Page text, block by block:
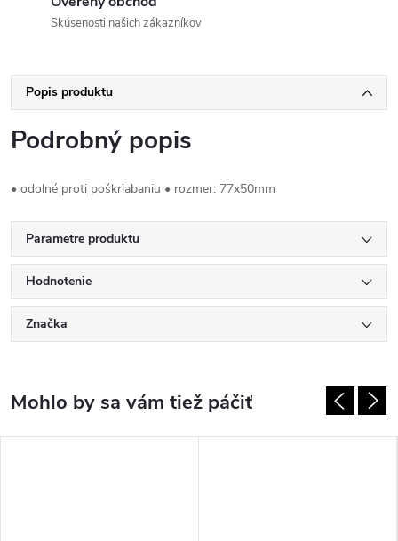
Skúsenosti našich zákazníkov
Popis produktu
Podrobný popis
• odolné proti poškriabaniu • rozmer: 77x50mm
Parametre produktu
Hodnotenie
Značka